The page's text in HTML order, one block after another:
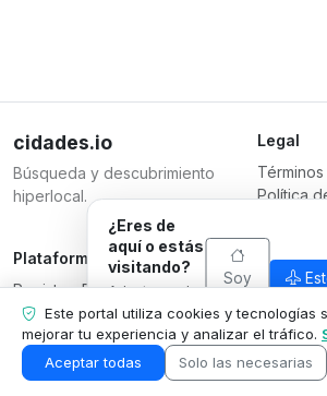
cidades.io
Búsqueda y descubrimiento
hiperlocal.
Legal
Política
Plataforma
Registrar Empresa
Planes
Contáctanos
Área de la Empresa
Internet
CNPJ
© 2026
Este portal utiliza cookies y tecnologías
mejorar tu experiencia y analizar el tráfico.
Aceptar todas
Solo las necesarias
¿Eres de
aquí o estás
visitando?
Adaptamos lo
que
mostramos a
tu situación.
Soy
aquí